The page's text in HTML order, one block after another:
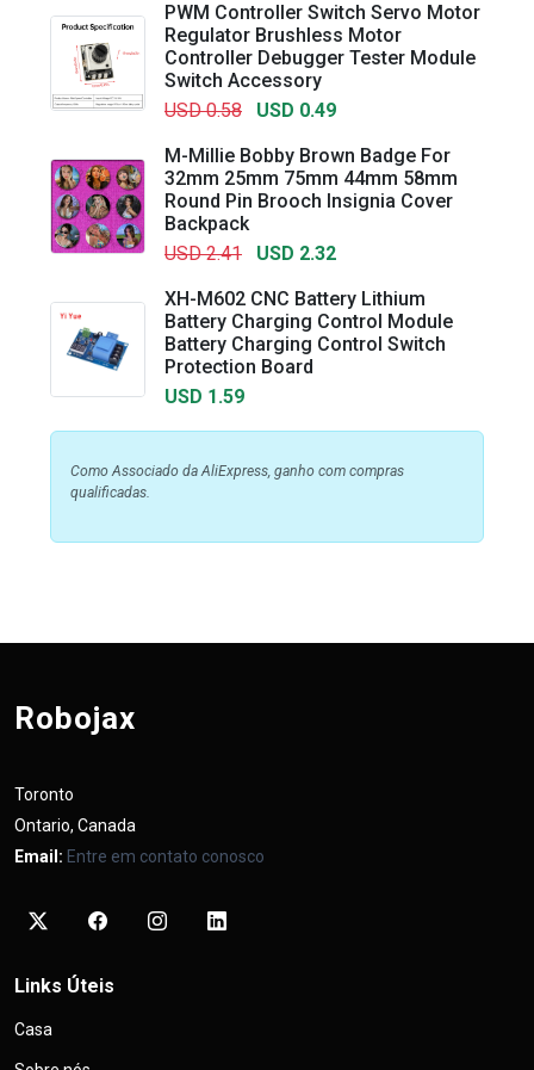
PWM Controller Switch Servo Motor
Regulator Brushless Motor
Controller Debugger Tester Module
Switch Accessory
USD 0.58
USD 0.49
M-Millie Bobby Brown Badge For
32mm 25mm 75mm 44mm 58mm
Round Pin Brooch Insignia Cover
Backpack
USD 2.41
USD 2.32
XH-M602 CNC Battery Lithium
Battery Charging Control Module
Battery Charging Control Switch
Protection Board
USD 1.59
Como Associado da AliExpress, ganho com compras
qualificadas.
Robojax
Toronto
Ontario, Canada
Email: Entre em contato conosco
Links Úteis
Casa